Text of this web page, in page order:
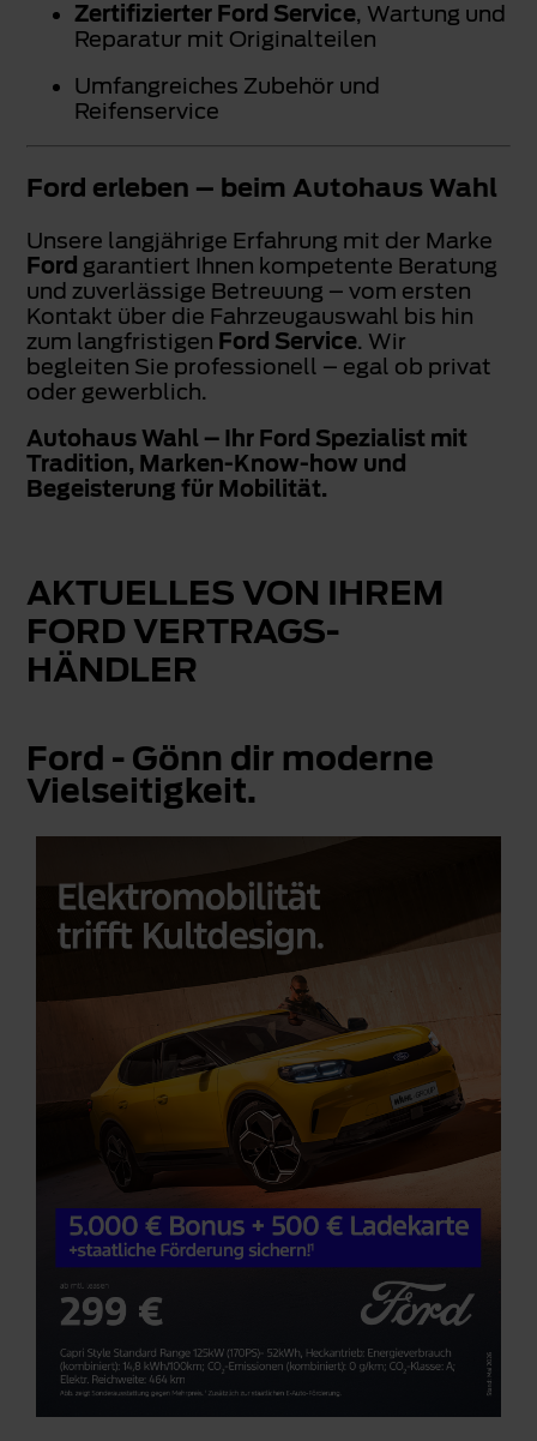
Zertifizierter Ford Service, Wartung und
Reparatur mit Originalteilen
Umfangreiches Zubehör und
Reifenservice
Ford erleben – beim Autohaus Wahl
Unsere langjährige Erfahrung mit der Marke
Ford garantiert Ihnen kompetente Beratung
und zuverlässige Betreuung – vom ersten
Kontakt über die Fahrzeugauswahl bis hin
zum langfristigen Ford Service. Wir
begleiten Sie professionell – egal ob privat
oder gewerblich.
Autohaus Wahl – Ihr Ford Spezialist mit
Tradition, Marken-Know-how und
Begeisterung für Mobilität.
AKTUELLES VON IHREM
FORD VERTRAGS-
HÄNDLER
Ford - Gönn dir moderne
Vielseitigkeit.